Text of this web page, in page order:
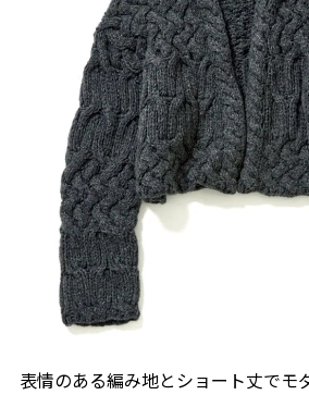
表情のある編み地とショート丈でモ